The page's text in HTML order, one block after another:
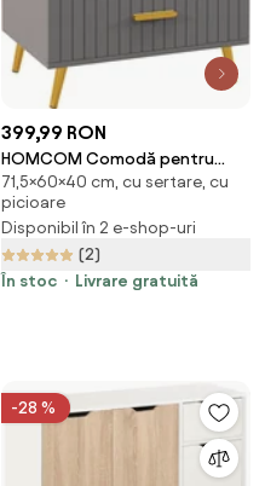
399,99 RON
HOMCOM Comodă pentru
Dormitor, Dulap Modern cu 3
Sertare, Sertar de Depozitare
cu Picioare din Aluminiu,
60x40x71.5 cm, Gri Închis
71,5×60×40 cm, cu sertare, cu
picioare
Disponibil în 2 e-shop-uri
(2)
În stoc
Livrare gratuită
-28 %